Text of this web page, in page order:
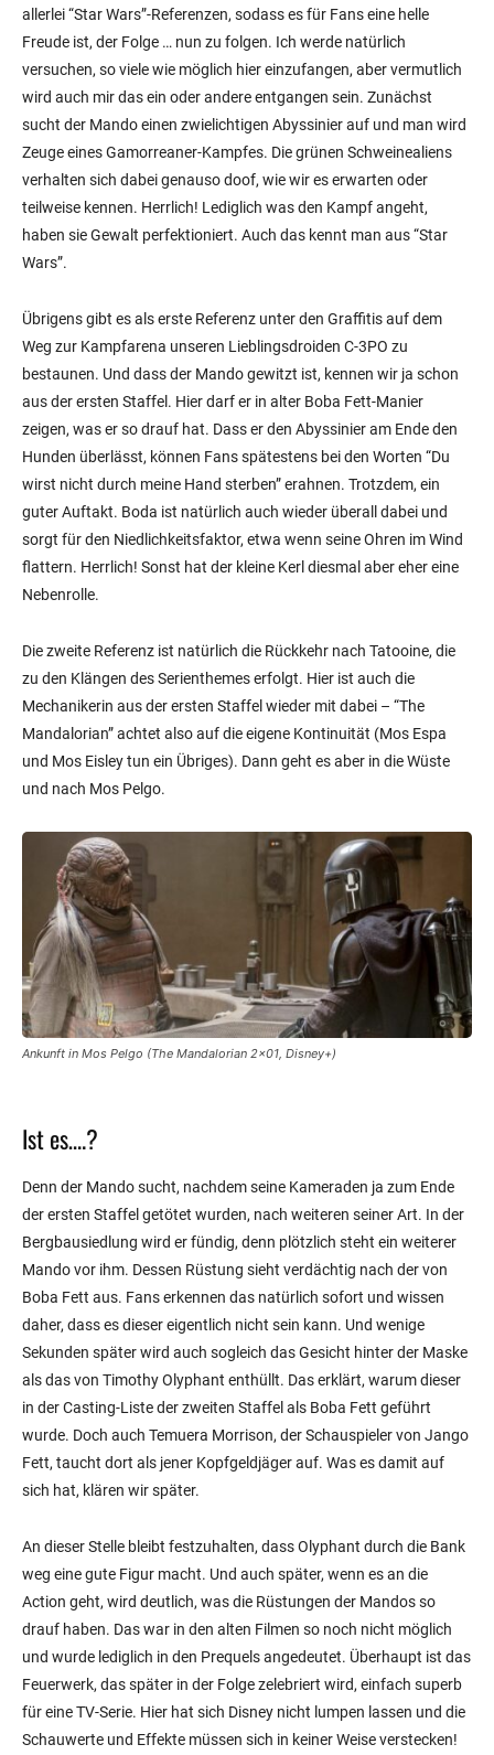
allerlei “Star Wars”-Referenzen, sodass es für Fans eine helle
Freude ist, der Folge … nun zu folgen. Ich werde natürlich
versuchen, so viele wie möglich hier einzufangen, aber vermutlich
wird auch mir das ein oder andere entgangen sein. Zunächst
sucht der Mando einen zwielichtigen Abyssinier auf und man wird
Zeuge eines Gamorreaner-Kampfes. Die grünen Schweinealiens
verhalten sich dabei genauso doof, wie wir es erwarten oder
teilweise kennen. Herrlich! Lediglich was den Kampf angeht,
haben sie Gewalt perfektioniert. Auch das kennt man aus “Star
Wars”.
Übrigens gibt es als erste Referenz unter den Graffitis auf dem
Weg zur Kampfarena unseren Lieblingsdroiden C-3PO zu
bestaunen. Und dass der Mando gewitzt ist, kennen wir ja schon
aus der ersten Staffel. Hier darf er in alter Boba Fett-Manier
zeigen, was er so drauf hat. Dass er den Abyssinier am Ende den
Hunden überlässt, können Fans spätestens bei den Worten “Du
wirst nicht durch meine Hand sterben” erahnen. Trotzdem, ein
guter Auftakt. Boda ist natürlich auch wieder überall dabei und
sorgt für den Niedlichkeitsfaktor, etwa wenn seine Ohren im Wind
flattern. Herrlich! Sonst hat der kleine Kerl diesmal aber eher eine
Nebenrolle.
Die zweite Referenz ist natürlich die Rückkehr nach Tatooine, die
zu den Klängen des Serienthemes erfolgt. Hier ist auch die
Mechanikerin aus der ersten Staffel wieder mit dabei – “The
Mandalorian” achtet also auf die eigene Kontinuität (Mos Espa
und Mos Eisley tun ein Übriges). Dann geht es aber in die Wüste
und nach Mos Pelgo.
Ankunft in Mos Pelgo (The Mandalorian 2×01, Disney+)
Ist es….?
Denn der Mando sucht, nachdem seine Kameraden ja zum Ende
der ersten Staffel getötet wurden, nach weiteren seiner Art. In der
Bergbausiedlung wird er fündig, denn plötzlich steht ein weiterer
Mando vor ihm. Dessen Rüstung sieht verdächtig nach der von
Boba Fett aus. Fans erkennen das natürlich sofort und wissen
daher, dass es dieser eigentlich nicht sein kann. Und wenige
Sekunden später wird auch sogleich das Gesicht hinter der Maske
als das von Timothy Olyphant enthüllt. Das erklärt, warum dieser
in der Casting-Liste der zweiten Staffel als Boba Fett geführt
wurde. Doch auch Temuera Morrison, der Schauspieler von Jango
Fett, taucht dort als jener Kopfgeldjäger auf. Was es damit auf
sich hat, klären wir später.
An dieser Stelle bleibt festzuhalten, dass Olyphant durch die Bank
weg eine gute Figur macht. Und auch später, wenn es an die
Action geht, wird deutlich, was die Rüstungen der Mandos so
drauf haben. Das war in den alten Filmen so noch nicht möglich
und wurde lediglich in den Prequels angedeutet. Überhaupt ist das
Feuerwerk, das später in der Folge zelebriert wird, einfach superb
für eine TV-Serie. Hier hat sich Disney nicht lumpen lassen und die
Schauwerte und Effekte müssen sich in keiner Weise verstecken!